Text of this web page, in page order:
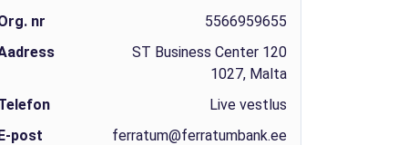
nr
5566959655
ST Business Center 120
1027, Malta
Live vestlus
post
ferratum@ferratumbank.ee